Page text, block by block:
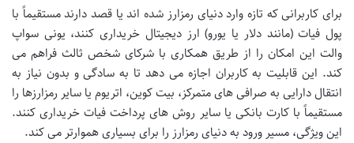
برای کاربرانی که تازه وارد دنیای رمزارز شده اند یا قصد دارند مستقیماً با
پول فیات (مانند دلار یا یورو) ارز دیجیتال خریداری کنند، یونی سواپ
والت این امکان را از طریق همکاری با شرکای شخص ثالث فراهم می
کند. این قابلیت به کاربران اجازه می دهد تا به سادگی و بدون نیاز به
انتقال دارایی به صرافی های متمرکز، بیت کوین، اتریوم یا سایر رمزارزها را
مستقیماً با کارت بانکی یا سایر روش های پرداخت فیات خریداری کنند.
این ویژگی، مسیر ورود به دنیای رمزارز را برای بسیاری هموارتر می کند.